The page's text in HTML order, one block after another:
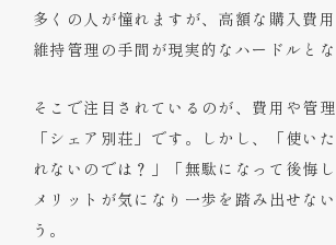
多くの人が憧れますが、高額な購入費
維持管理の手間が現実的なハードルとな
そこで注目されているのが、費用や管
「シェア別荘」です。しかし、「使い
れないのでは？」「無駄になって後悔
メリットが気になり一歩を踏み出せな
う。